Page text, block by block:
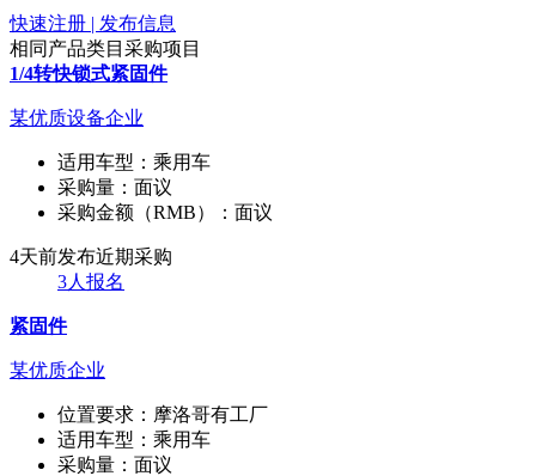
快速注册 | 发布信息
相同产品类目采购项目
1/4转快锁式紧固件
某优质设备企业
适用车型： 乘用车
采购量： 面议
采购金额（RMB）： 面议
4天前发布近期采购
3人报名
紧固件
某优质企业
位置要求： 摩洛哥有工厂
适用车型： 乘用车
采购量： 面议